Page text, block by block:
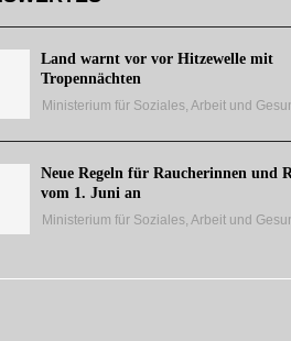
Land warnt vor vor Hitzewelle mit
Tropennächten
Ministerium für Soziales, Arbeit und
Neue Regeln für Raucherinnen und
vom 1. Juni an
Ministerium für Soziales, Arbeit und